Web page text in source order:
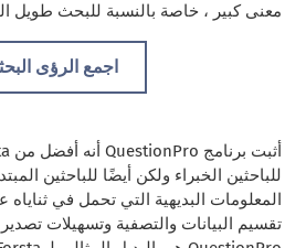
معنى كبير ، خاصة بالنسبة للبحث طويل
اجمع الرؤى
للباحثين الخبراء ولكن أيضًا للباحثين
المعلومات البديهية التي تحمل في
تقسيم البيانات والتصفية وتسهيلات تصدير